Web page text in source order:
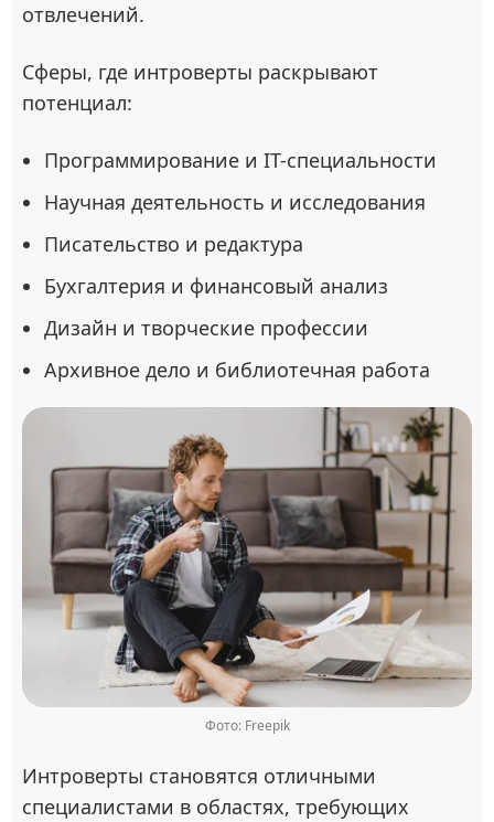
отвлечений.
Сферы, где интроверты раскрывают
потенциал:
Программирование и IT-специальности
Научная деятельность и исследования
Писательство и редактура
Бухгалтерия и финансовый анализ
Дизайн и творческие профессии
Архивное дело и библиотечная работа
Фото: Freepik
Интроверты становятся отличными
специалистами в областях, требующих